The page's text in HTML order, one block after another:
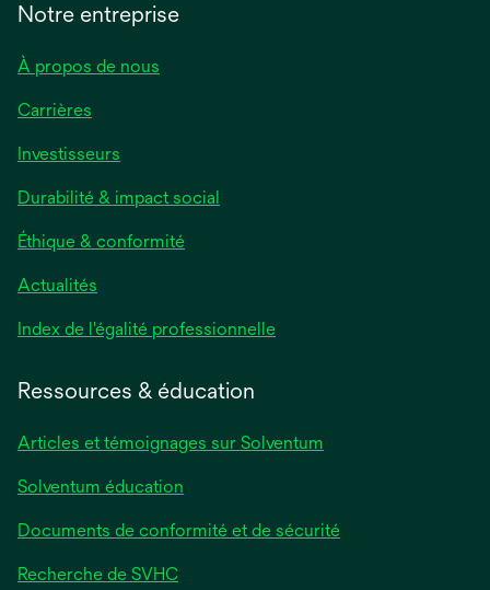
Notre entreprise
À propos de nous
Carrières
Investisseurs
Durabilité & impact social
Éthique & conformité
Actualités
Index de l'égalité professionnelles’ouvre
onglet
Ressources & éducation
Articles et témoignages sur Solventum
Solventum éducation
Documents de conformité et de sécurité
Recherche de SVHC